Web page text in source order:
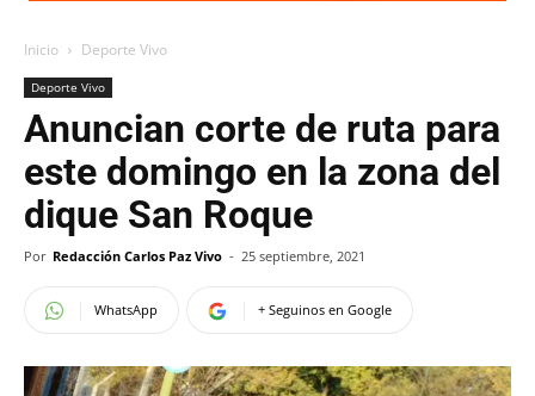
Inicio Deporte Vivo
Deporte Vivo
Anuncian corte de ruta para
este domingo en la zona del
dique San Roque
Por Redacción Carlos Paz Vivo - 25 septiembre, 2021
WhatsApp + Seguinos en Google